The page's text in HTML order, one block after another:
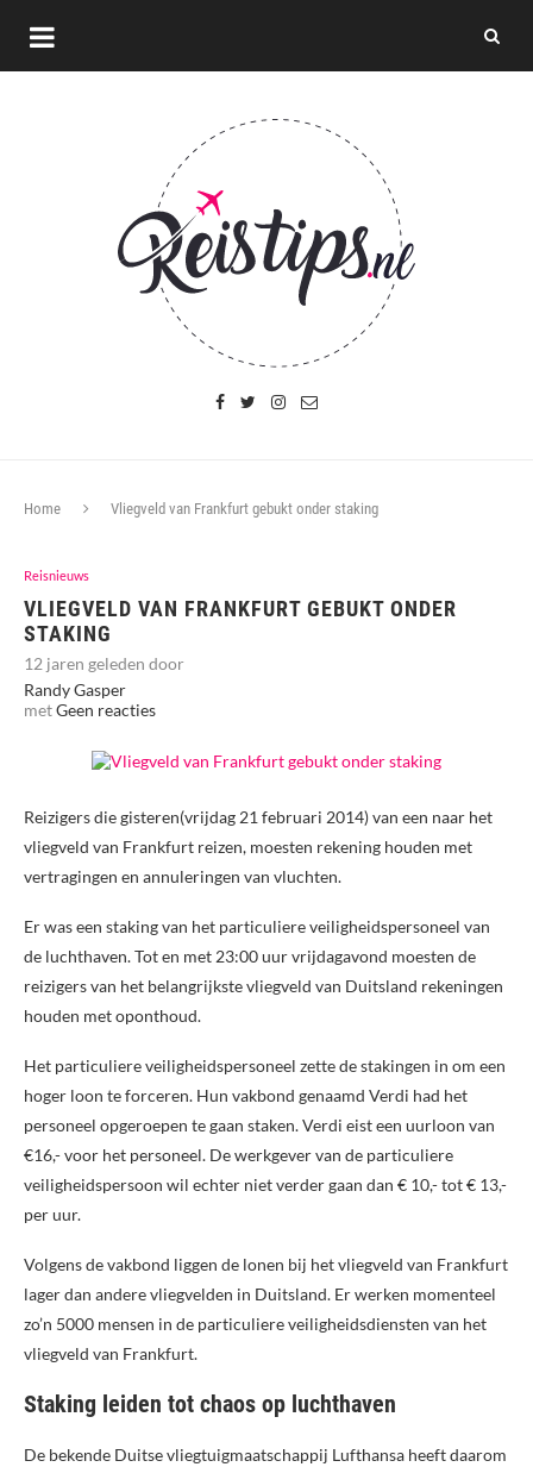
Home Vliegveld van Frankfurt gebukt onder staking
Reisnieuws
VLIEGVELD VAN FRANKFURT GEBUKT ONDER
STAKING
12 jaren geleden door
Randy Gasper
metGeen reacties
Reizigers die gisteren(vrijdag 21 februari 2014) van een naar het
vliegveld van Frankfurt reizen, moesten rekening houden met
vertragingen en annuleringen van vluchten.
Er was een staking van het particuliere veiligheidspersoneel van
de luchthaven. Tot en met 23:00 uur vrijdagavond moesten de
reizigers van het belangrijkste vliegveld van Duitsland rekeningen
houden met oponthoud.
Het particuliere veiligheidspersoneel zette de stakingen in om een
hoger loon te forceren. Hun vakbond genaamd Verdi had het
personeel opgeroepen te gaan staken. Verdi eist een uurloon van
€16,- voor het personeel. De werkgever van de particuliere
veiligheidspersoon wil echter niet verder gaan dan € 10,- tot € 13,-
per uur.
Volgens de vakbond liggen de lonen bij het vliegveld van Frankfurt
lager dan andere vliegvelden in Duitsland. Er werken momenteel
zo’n 5000 mensen in de particuliere veiligheidsdiensten van het
vliegveld van Frankfurt.
Staking leiden tot chaos op luchthaven
De bekende Duitse vliegtuigmaatschappij Lufthansa heeft daarom